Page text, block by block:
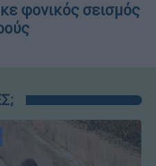
φονικός σεισμός